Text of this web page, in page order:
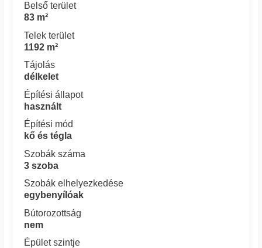
Belső terület
83 m²
Telek terület
1192 m²
Tájolás
délkelet
Építési állapot
használt
Építési mód
kő és tégla
Szobák száma
3 szoba
Szobák elhelyezkedése
egybenyílóak
Bútorozottság
nem
Épület szintje